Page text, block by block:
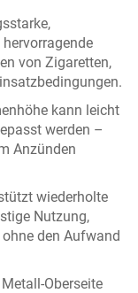
von Zigaretten,
kann leicht
werden –
Anzünden
wiederholte
Nutzung,
den Aufwand
Oberseite